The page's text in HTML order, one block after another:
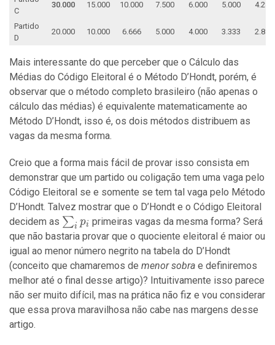
C
30.000 15.000 10.000 7.500 6.000 5.000 4.286
Partido
D
20.000 10.000 6.666 5.000 4.000 3.333 2.857
Mais interessante do que perceber que o Cálculo das
Médias do Código Eleitoral é o Método D’Hondt, porém, é
observar que o método completo brasileiro (não apenas o
cálculo das médias) é equivalente matematicamente ao
Método D’Hondt, isso é, os dois métodos distribuem as
vagas da mesma forma.
Creio que a forma mais fácil de provar isso consista em
demonstrar que um partido ou coligação tem uma vaga pelo
Código Eleitoral se e somente se tem tal vaga pelo Método
D’Hondt. Talvez mostrar que o D’Hondt e o Código Eleitoral
decidem as \sum_i
p_i
∑i pi primeiras vagas da mesma forma? Será
que não bastaria provar que o quociente eleitoral é maior ou
igual ao menor número negrito na tabela do D’Hondt
(conceito que chamaremos de menor sobra e definiremos
melhor até o final desse artigo)? Intuitivamente isso parece
não ser muito difícil, mas na prática não fiz e vou considerar
que essa prova maravilhosa não cabe nas margens desse
artigo.